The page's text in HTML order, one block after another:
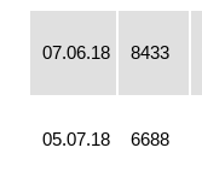
07.06.18 8433
05.07.18 6688